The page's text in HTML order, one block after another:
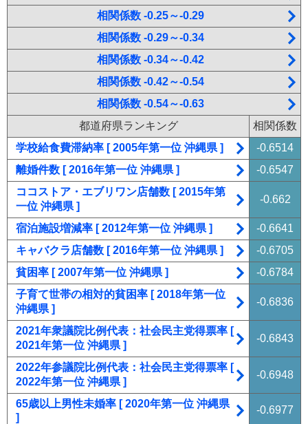
相関係数 -0.25～-0.29
相関係数 -0.29～-0.34
相関係数 -0.34～-0.42
相関係数 -0.42～-0.54
相関係数 -0.54～-0.63
都道府県ランキング
相関係数
学校給食費滞納率 [ 2005年第一位 沖縄県 ]
-0.6514
離婚件数 [ 2016年第一位 沖縄県 ]
-0.6547
ココストア・エブリワン店舗数 [ 2015年第
一位 沖縄県 ]
-0.662
宿泊施設増減率 [ 2012年第一位 沖縄県 ]
-0.6641
キャバクラ店舗数 [ 2016年第一位 沖縄県 ]
-0.6705
貧困率 [ 2007年第一位 沖縄県 ]
-0.6784
子育て世帯の相対的貧困率 [ 2018年第一位
沖縄県 ]
-0.6836
2021年衆議院比例代表：社会民主党得票率 [
2021年第一位 沖縄県 ]
-0.6843
2022年参議院比例代表：社会民主党得票率 [
2022年第一位 沖縄県 ]
-0.6948
65歳以上男性未婚率 [ 2020年第一位 沖縄県
]
-0.6977